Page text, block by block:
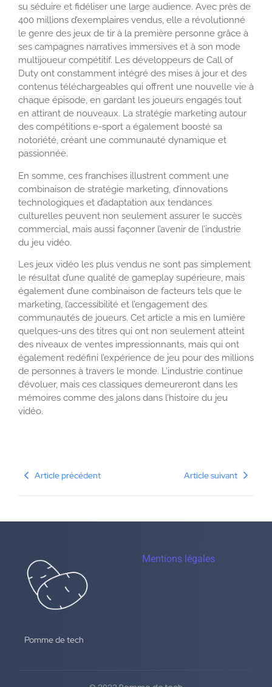
su séduire et fidéliser une large audience. Avec près de
400 millions d’exemplaires vendus, elle a révolutionné
le genre des jeux de tir à la première personne grâce à
ses campagnes narratives immersives et à son mode
multijoueur compétitif. Les développeurs de Call of
Duty ont constamment intégré des mises à jour et des
contenus téléchargeables qui offrent une nouvelle vie à
chaque épisode, en gardant les joueurs engagés tout
en attirant de nouveaux. La stratégie marketing autour
des compétitions e-sport a également boosté sa
notoriété, créant une communauté dynamique et
passionnée.
En somme, ces franchises illustrent comment une
combinaison de stratégie marketing, d’innovations
technologiques et d’adaptation aux tendances
culturelles peuvent non seulement assurer le succès
commercial, mais aussi façonner l’avenir de l’industrie
du jeu vidéo.
Les jeux vidéo les plus vendus ne sont pas simplement
le résultat d’une qualité de gameplay supérieure, mais
également d’une combinaison de facteurs tels que le
marketing, l’accessibilité et l’engagement des
communautés de joueurs. Cet article a mis en lumière
quelques-uns des titres qui ont non seulement atteint
des niveaux de ventes impressionnants, mais qui ont
également redéfini l’expérience de jeu pour des millions
de personnes à travers le monde. L’industrie continue
d’évoluer, mais ces classiques demeureront dans les
mémoires comme des jalons dans l’histoire du jeu
vidéo.
Article précédent Article suivant
Pomme de tech
Mentions légales